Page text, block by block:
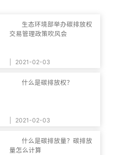
生态环境部举办碳排放权
交易管理政策吹风会
2021-02-03
什么是碳排放权？
2021-02-03
什么是碳排放量？碳排放
量怎么计算